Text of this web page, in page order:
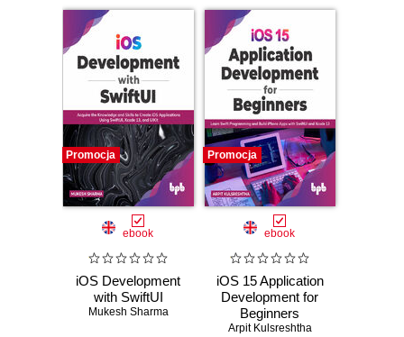
Promocja
ebook
iOS Development
with SwiftUI
Mukesh Sharma
Promocja
ebook
iOS 15 Application
Development for
Beginners
Arpit Kulsreshtha